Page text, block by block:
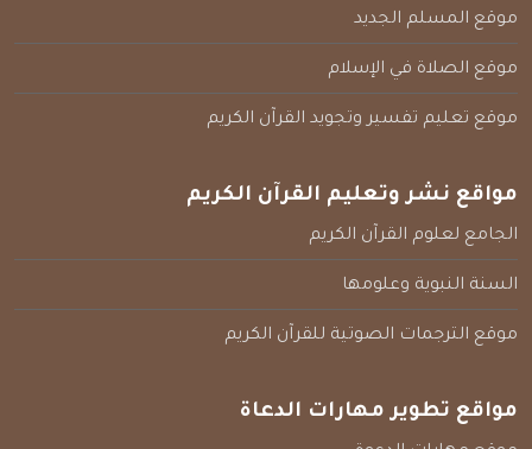
موقع المسلم الجديد
موقع الصلاة في الإسلام
موقع تعليم تفسير وتجويد القرآن الكريم
مواقع نشر وتعليم القرآن الكريم
الجامع لعلوم القرآن الكريم
السنة النبوية وعلومها
موقع الترجمات الصوتية للقرآن الكريم
مواقع تطوير مهارات الدعاة